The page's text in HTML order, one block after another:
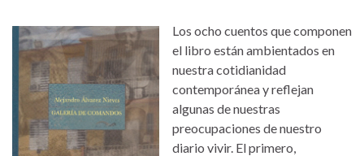
Los ocho cuentos que componen
el libro están ambientados en
nuestra cotidianidad
contemporánea y reflejan
algunas de nuestras
preocupaciones de nuestro
diario vivir. El primero,